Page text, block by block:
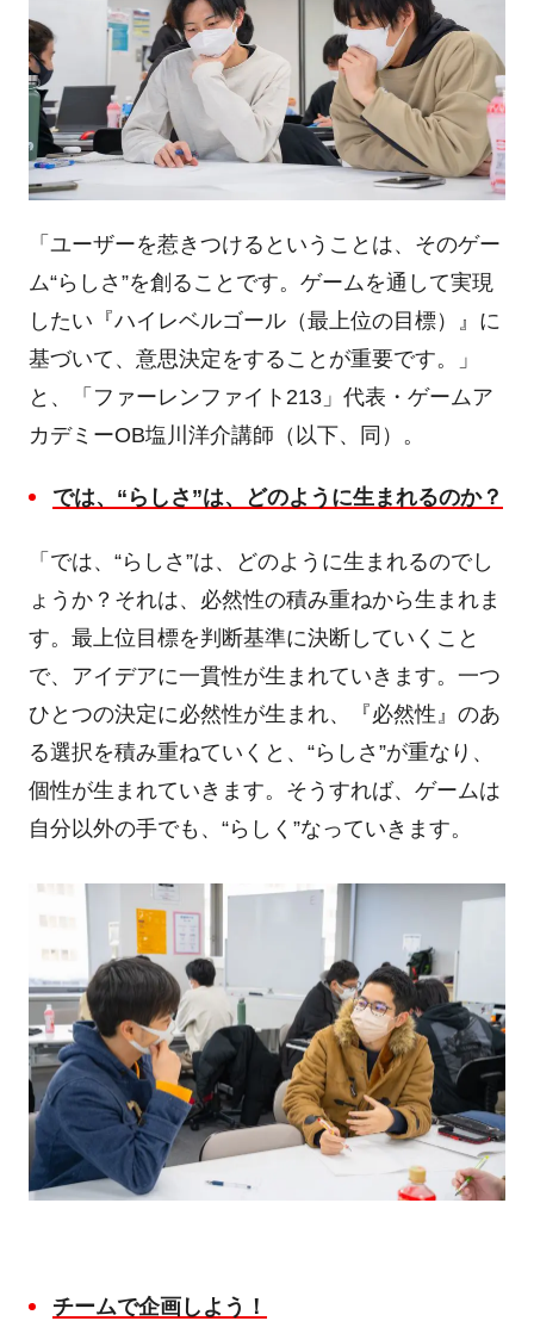
「ユーザーを惹きつけるということは、そのゲー
ム“らしさ ”を創ることです。ゲームを通して実現
したい『ハイレベルゴール（最上位の目標）』に
基づいて、意思決定をすることが重要です。」
と、「ファーレンファイト 213」代表・ゲームア
カデミーOB塩川洋介講師（以下、同）。
では、 “ らしさ ”は、どのように生まれるのか？
「では、 “らしさ ”は、どのように生まれるのでし
ょうか？それは、必然性の積み重ねから生まれま
す。最上位目標を判断基準に決断していくこと
で、アイデアに一貫性が生まれていきます。一つ
ひとつの決定に必然性が生まれ、『必然性』のあ
る選択を積み重ねていくと、 “らしさ ”が重なり、
個性が生まれていきます。そうすれば、ゲームは
自分以外の手でも、 “らしく ”なっていきます。
チームで企画しよう！